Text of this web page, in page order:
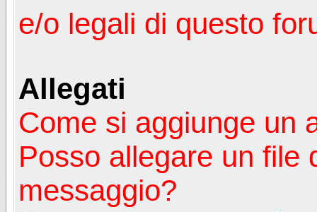
e/o legali di questo
Allegati
Come si aggiunge un
Posso allegare un file
messaggio?